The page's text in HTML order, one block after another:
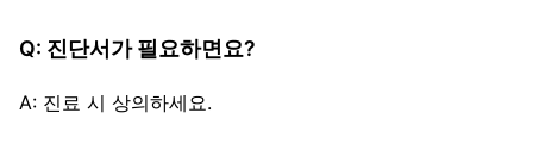
Q: 진단서가 필요하면요?
A: 진료 시 상의하세요.